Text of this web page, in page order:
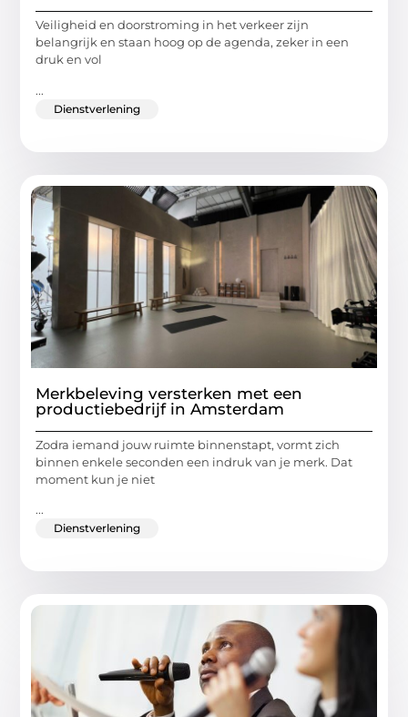
Veiligheid en doorstroming in het verkeer zijn
belangrijk en staan hoog op de agenda, zeker in een
druk en vol
...
Dienstverlening
Merkbeleving versterken met een
productiebedrijf in Amsterdam
Zodra iemand jouw ruimte binnenstapt, vormt zich
binnen enkele seconden een indruk van je merk. Dat
moment kun je niet
...
Dienstverlening